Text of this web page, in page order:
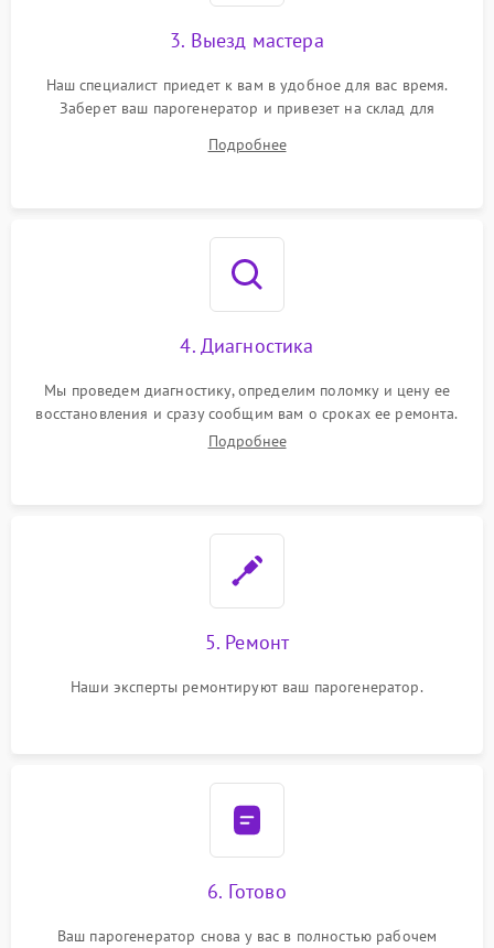
3. Выезд мастера
Наш специалист приедет к вам в удобное для вас время.
Заберет ваш парогенератор и привезет на склад для
Подробнее
4. Диагностика
Мы проведем диагностику, определим поломку и цену ее
восстановления и сразу сообщим вам о сроках ее ремонта.
Подробнее
5. Ремонт
Наши эксперты ремонтируют ваш парогенератор.
6. Готово
Ваш парогенератор снова у вас в полностью рабочем